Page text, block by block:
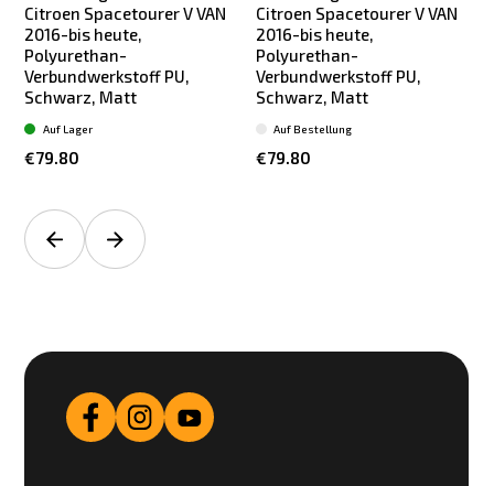
Citroen Spacetourer V VAN
2016-bis heute,
Polyurethan-
Verbundwerkstoff PU,
Schwarz, Matt
€79.80
Auf Lager
Citroen Spacetourer V VAN
2016-bis heute,
Polyurethan-
Verbundwerkstoff PU,
Schwarz, Matt
€79.80
Auf Bestellung